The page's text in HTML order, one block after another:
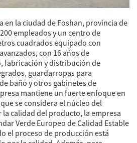
en la ciudad de Foshan, provincia de
empleados y un centro de
cuadrados equipado con
con 16 años de
fabricación y distribución de
guardarropas para
baño y otros gabinetes de
mantiene un fuerte enfoque en
se considera el núcleo del
la calidad del producto, la empresa
Verde Europeo de Calidad Estable
el proceso de producción está